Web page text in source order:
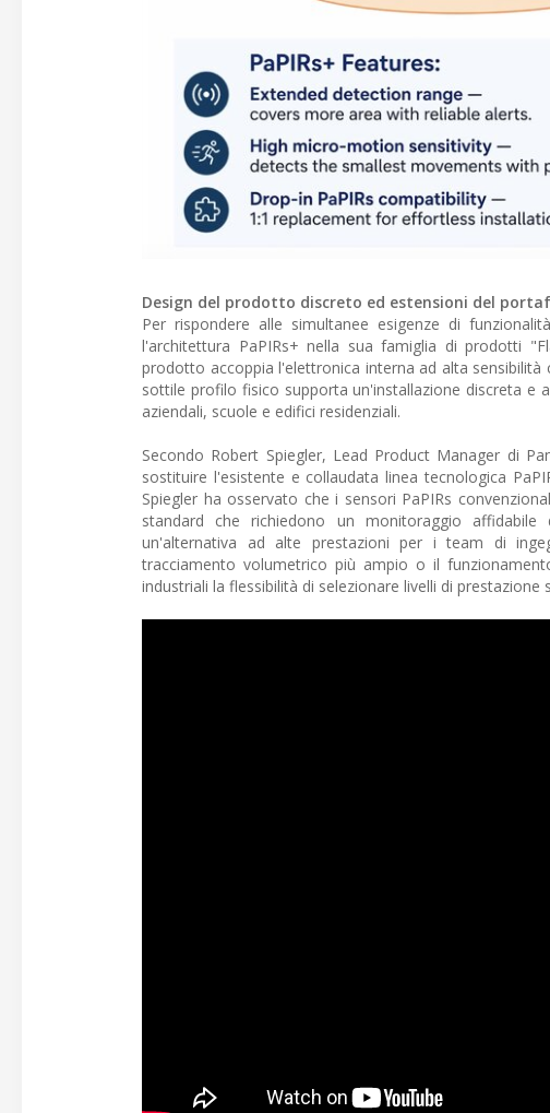
Design del prodotto discreto ed estensioni del
Per rispondere alle simultanee esigenze di
l'architettura PaPIRs+ nella sua famiglia di prodotti
prodotto accoppia l'elettronica interna ad alta
sottile profilo fisico supporta un'installazione discreta e
aziendali, scuole e edifici residenziali.
Secondo Robert Spiegler, Lead Product Manager di
sostituire l'esistente e collaudata linea tecnologica
Spiegler ha osservato che i sensori PaPIRs
standard che richiedono un monitoraggio
un'alternativa ad alte prestazioni per i team di
tracciamento volumetrico più ampio o il
industriali la flessibilità di selezionare livelli di